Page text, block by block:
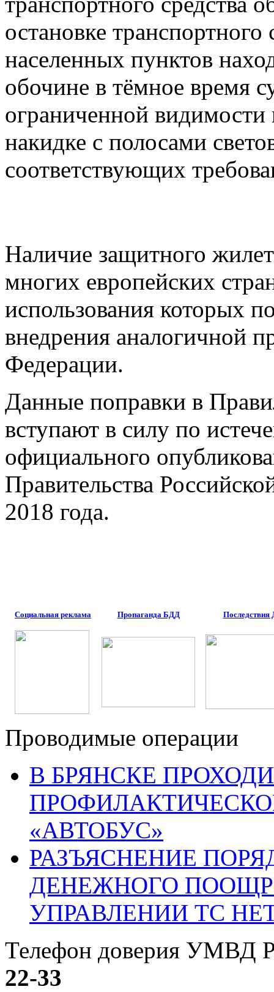
остановке
населенных пунктов
обочине в тёмное время
ограниченной
накидке с полосами
соответствующих
Наличие защитного
многих европейских
использования которых
внедрения аналогичной
Федерации.
Данные поправки в
вступают в силу по
официального
Правительства
2018 года.
Социальная реклама Пропаганда БДД
Проводимые операции
В БРЯНСКЕ
«АВТОБУС»
РАЗЪЯСНЕНИЕ
ДЕНЕЖНОГО
УПРАВЛЕНИИ ТС
Телефон доверия УМВД
22-33